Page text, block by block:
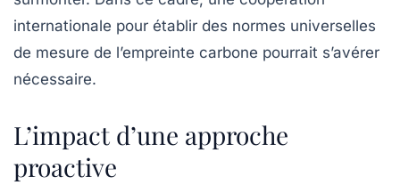
internationale pour établir des normes universelles
de mesure de l’empreinte carbone pourrait s’avérer
nécessaire.
L’impact d’une approche
proactive